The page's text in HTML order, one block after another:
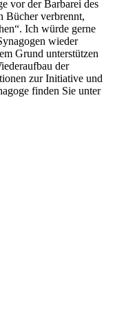
vor der Barbarei des
Bücher verbrennt,
Ich würde gerne
wieder
Grund unterstützen
der
zur Initiative und
finden Sie unter